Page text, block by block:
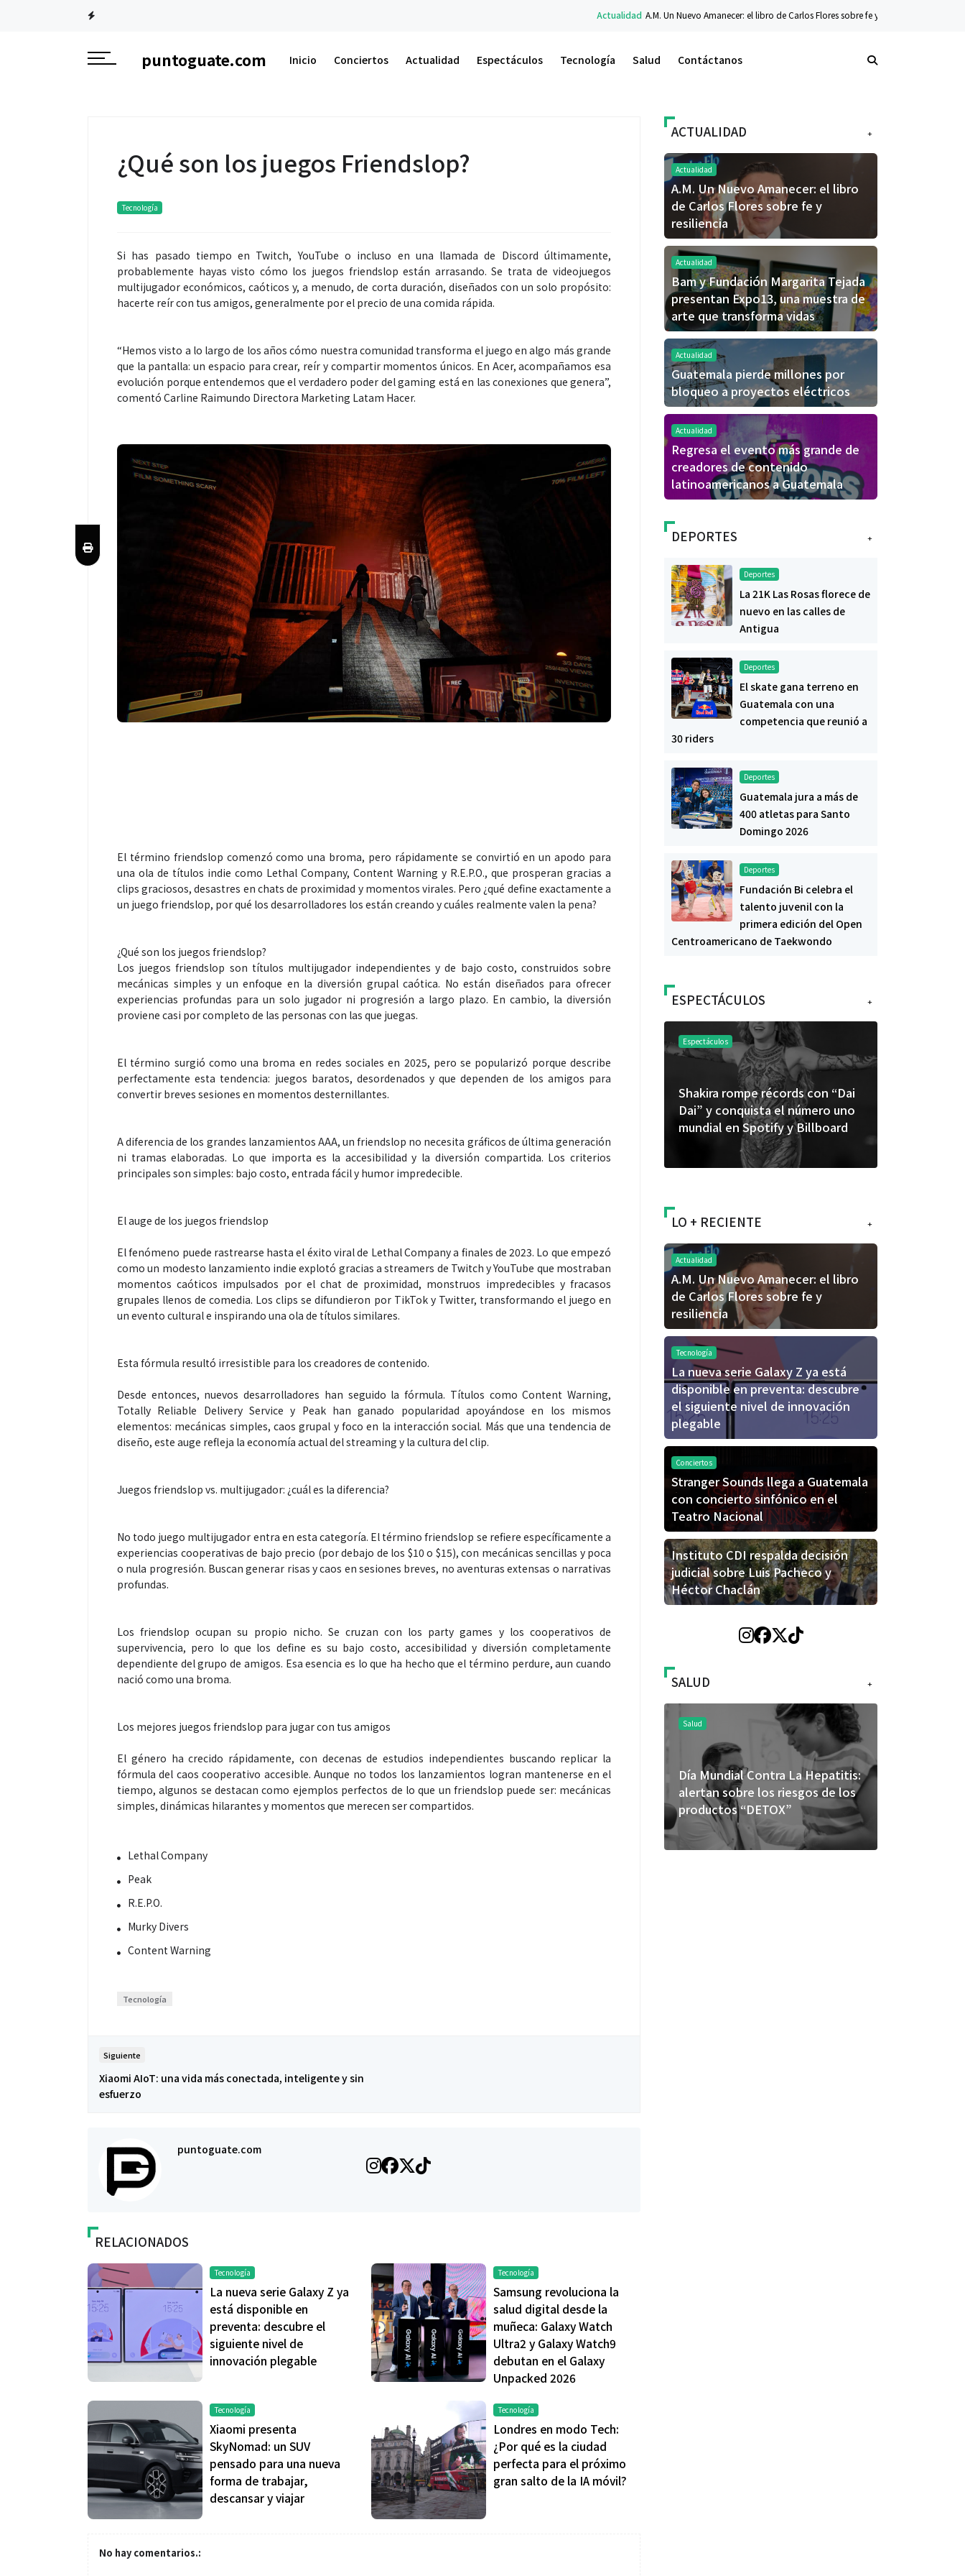
A.M. Un Nuevo Amanecer: el libro de Carlos Flores sobre fe y resiliencia Tecnología
puntoguate.com Inicio Conciertos Actualidad Espectáculos Tecnología Salud Contáctanos
¿Qué son los juegos Friendslop?
Tecnología
Si has pasado tiempo en Twitch, YouTube o incluso en una llamada de Discord últimamente,
probablemente hayas visto cómo los juegos friendslop están arrasando. Se trata de videojuegos
multijugador económicos, caóticos y, a menudo, de corta duración, diseñados con un solo propósito:
hacerte reír con tus amigos, generalmente por el precio de una comida rápida.
“Hemos visto a lo largo de los años cómo nuestra comunidad transforma el juego en algo más grande
que la pantalla: un espacio para crear, reír y compartir momentos únicos. En Acer, acompañamos esa
evolución porque entendemos que el verdadero poder del gaming está en las conexiones que genera”,
comentó Carline Raimundo Directora Marketing Latam Hacer.
El término friendslop comenzó como una broma, pero rápidamente se convirtió en un apodo para
una ola de títulos indie como Lethal Company, Content Warning y R.E.P.O., que prosperan gracias a
clips graciosos, desastres en chats de proximidad y momentos virales. Pero ¿qué define exactamente a
un juego friendslop, por qué los desarrolladores los están creando y cuáles realmente valen la pena?
¿Qué son los juegos friendslop?
Los juegos friendslop son títulos multijugador independientes y de bajo costo, construidos sobre
mecánicas simples y un enfoque en la diversión grupal caótica. No están diseñados para ofrecer
experiencias profundas para un solo jugador ni progresión a largo plazo. En cambio, la diversión
proviene casi por completo de las personas con las que juegas.
El término surgió como una broma en redes sociales en 2025, pero se popularizó porque describe
perfectamente esta tendencia: juegos baratos, desordenados y que dependen de los amigos para
convertir breves sesiones en momentos desternillantes.
A diferencia de los grandes lanzamientos AAA, un friendslop no necesita gráficos de última generación
ni tramas elaboradas. Lo que importa es la accesibilidad y la diversión compartida. Los criterios
principales son simples: bajo costo, entrada fácil y humor impredecible.
El auge de los juegos friendslop
El fenómeno puede rastrearse hasta el éxito viral de Lethal Company a finales de 2023. Lo que empezó
como un modesto lanzamiento indie explotó gracias a streamers de Twitch y YouTube que mostraban
momentos caóticos impulsados por el chat de proximidad, monstruos impredecibles y fracasos
grupales llenos de comedia. Los clips se difundieron por TikTok y Twitter, transformando el juego en
un evento cultural e inspirando una ola de títulos similares.
Esta fórmula resultó irresistible para los creadores de contenido.
Desde entonces, nuevos desarrolladores han seguido la fórmula. Títulos como Content Warning,
Totally Reliable Delivery Service y Peak han ganado popularidad apoyándose en los mismos
elementos: mecánicas simples, caos grupal y foco en la interacción social. Más que una tendencia de
diseño, este auge refleja la economía actual del streaming y la cultura del clip.
Juegos friendslop vs. multijugador: ¿cuál es la diferencia?
No todo juego multijugador entra en esta categoría. El término friendslop se refiere específicamente a
experiencias cooperativas de bajo precio (por debajo de los $10 o $15), con mecánicas sencillas y poca
o nula progresión. Buscan generar risas y caos en sesiones breves, no aventuras extensas o narrativas
profundas.
Los friendslop ocupan su propio nicho. Se cruzan con los party games y los cooperativos de
supervivencia, pero lo que los define es su bajo costo, accesibilidad y diversión completamente
dependiente del grupo de amigos. Esa esencia es lo que ha hecho que el término perdure, aun cuando
nació como una broma.
Los mejores juegos friendslop para jugar con tus amigos
El género ha crecido rápidamente, con decenas de estudios independientes buscando replicar la
fórmula del caos cooperativo accesible. Aunque no todos los lanzamientos logran mantenerse en el
tiempo, algunos se destacan como ejemplos perfectos de lo que un friendslop puede ser: mecánicas
simples, dinámicas hilarantes y momentos que merecen ser compartidos.
Lethal Company
Peak
R.E.P.O.
Murky Divers
Content Warning
Tecnología
Siguiente
Xiaomi AIoT: una vida más conectada, inteligente y sin
esfuerzo
puntoguate.com
RELACIONADOS
Tecnología
La nueva serie Galaxy Z ya
está disponible en
preventa: descubre el
siguiente nivel de
innovación plegable
Tecnología
Samsung revoluciona la
salud digital desde la
muñeca: Galaxy Watch
Ultra2 y Galaxy Watch9
debutan en el Galaxy
Unpacked 2026
Tecnología
Xiaomi presenta
SkyNomad: un SUV
pensado para una nueva
forma de trabajar,
descansar y viajar
Tecnología
Londres en modo Tech:
¿Por qué es la ciudad
perfecta para el próximo
gran salto de la IA móvil?
No hay comentarios.:
+
ACTUALIDAD
Actualidad
A.M. Un Nuevo Amanecer: el libro
de Carlos Flores sobre fe y
resiliencia
Actualidad
Bam y Fundación Margarita Tejada
presentan Expo13, una muestra de
arte que transforma vidas
Actualidad
Guatemala pierde millones por
bloqueo a proyectos eléctricos
Actualidad
Regresa el evento más grande de
creadores de contenido
latinoamericanos a Guatemala
+
DEPORTES
Deportes
La 21K Las Rosas florece de
nuevo en las calles de
Antigua
Deportes
El skate gana terreno en
Guatemala con una
competencia que reunió a
30 riders
Deportes
Guatemala jura a más de
400 atletas para Santo
Domingo 2026
Deportes
Fundación Bi celebra el
talento juvenil con la
primera edición del Open
Centroamericano de Taekwondo
+
ESPECTÁCULOS
Espectáculos
Shakira rompe récords con “Dai
Dai” y conquista el número uno
mundial en Spotify y Billboard
espectáculo para todos
“Donde quiera que estés” el
álbum de estudio
+
LO + RECIENTE
Actualidad
A.M. Un Nuevo Amanecer: el libro
de Carlos Flores sobre fe y
resiliencia
Tecnología
La nueva serie Galaxy Z ya está
disponible en preventa: descubre
el siguiente nivel de innovación
plegable
Conciertos
Stranger Sounds llega a Guatemala
con concierto sinfónico en el
Teatro Nacional
Instituto CDI respalda decisión
judicial sobre Luis Pacheco y
Héctor Chaclán
+
SALUD
Salud
Día Mundial Contra La Hepatitis:
alertan sobre los riesgos de los
productos “DETOX”
¿Qué comer antes de un partido
de fútbol? La estrategia que
usan los atletas para rendir
Salud
El cuidado de la piel va mucho
más allá del rostro: cada zona
merece una atención específica